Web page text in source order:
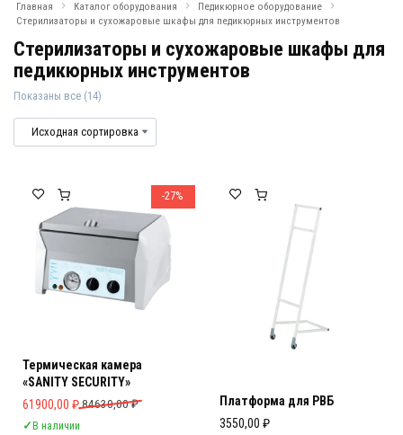
Главная Каталог оборудования
Педикюрное оборудование
Стерилизаторы и сухожаровые шкафы для педикюрных инструментов
Стерилизаторы и сухожаровые шкафы для
педикюрных инструментов
Показаны все (14)
-27%
Термическая камера
«SANITY SECURITY»
84630,00₽
Первоначальная цена составляла 84630,00 ₽.
61900,00 ₽
Текущая цена: 61900,00 ₽.
✓В наличии
Платформа для РВБ
3550,00 ₽